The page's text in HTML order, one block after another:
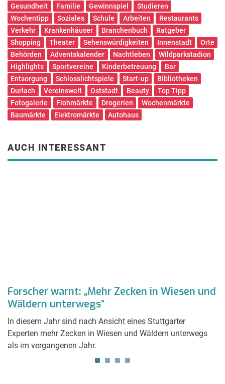
Gesundheit
Familie Gewinnspiel
Studieren
Wochentipp
Soziales Schule Arbeiten
Restaurants
Verkehr
Krankenhäuser Branchenbuch
Ratgeber
Shopping
Theater Sehenswürdigkeiten Innenstadt
Orte
Behörden
Adventskalender Nachtleben
Wildparkstadion
Highlights
Sportvereine Kinderbetreuung
Bar
Entsorgung
Schlosslichtspiele Start-up
Bibliotheken
Durlach
Vereinswelt Oststadt Beauty
Top Tipp
Fotogalerie
Flohmärkte Drogerien
Wochenmärkte
Baumärkte
Elektromärkte Autohaus
AUCH INTERESSANT
Forscher warnt: „Mehr Zecken in Wiesen und
Wäldern unterwegs“
In diesem Jahr sind nach Ansicht eines Stuttgarter
Experten mehr Zecken in Wiesen und Wäldern unterwegs
als im vergangenen Jahr.